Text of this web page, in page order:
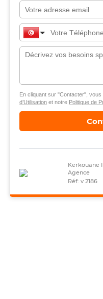
En cliquant sur "Contacter",
d’Utilisationet notre Politique de
Kerkouane
Agence
Réf: v 2186